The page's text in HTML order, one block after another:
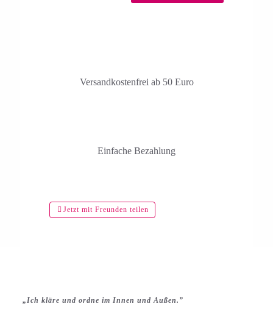
Versandkosten­frei ab 50 Euro
Einfache Bezahlung
Jetzt mit Freunden teilen
„Ich kläre und ordne im Innen und Außen.”